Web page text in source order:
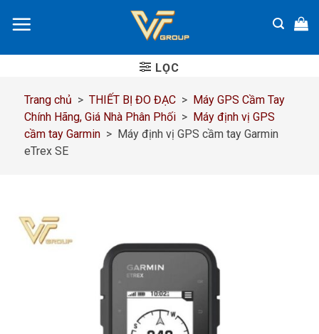
đến
dung
LỌC
Trang chủ > THIẾT BỊ ĐO ĐẠC > Máy GPS Cầm Tay
Chính Hãng, Giá Nhà Phân Phối > Máy định vị GPS
cầm tay Garmin > Máy định vị GPS cầm tay Garmin
eTrex SE